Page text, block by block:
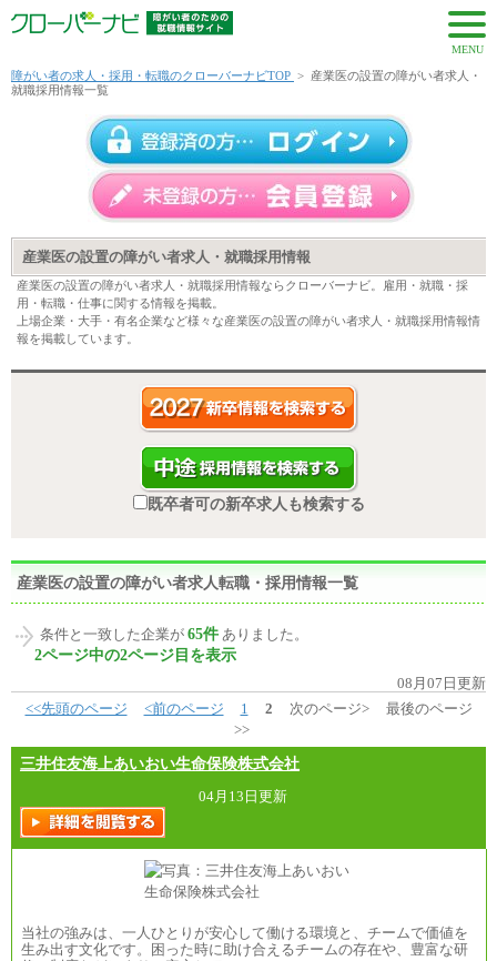
MENU
障がい者の求人・採用・転職のクローバーナビTOP > 産業医の設置の障がい者求人・
就職採用情報一覧
産業医の設置の障がい者求人・就職採用情報
産業医の設置の障がい者求人・就職採用情報ならクローバーナビ。雇用・就職・採
用・転職・仕事に関する情報を掲載。
上場企業・大手・有名企業など様々な産業医の設置の障がい者求人・就職採用情報情
報を掲載しています。
既卒者可の新卒求人も検索する
産業医の設置の障がい者求人転職・採用情報一覧
条件と一致した企業が 65件 ありました。
2ページ中の2ページ目を表示
08月07日更新
<<先頭のページ
<前のページ 1 2 次のページ>
最後のページ
>>
三井住友海上あいおい生命保険株式会社
04月13日更新
当社の強みは、一人ひとりが安心して働ける環境と、チームで価値を
生み出す文化です。困った時に助け合えるチームの存在や、豊富な研